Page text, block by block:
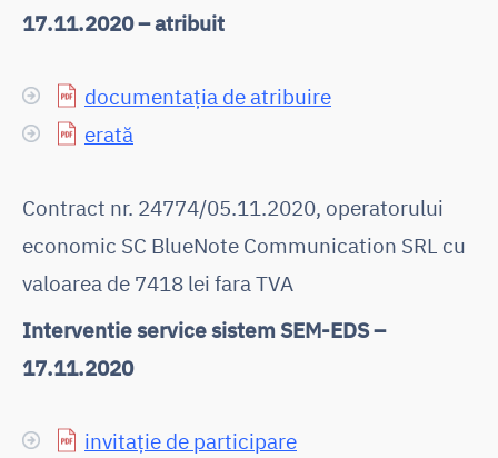
17.11.2020 – atribuit
documentația de atribuire
erată
Contract nr. 24774/05.11.2020, operatorului
economic SC BlueNote Communication SRL cu
valoarea de 7418 lei fara TVA
Interventie service sistem SEM-EDS –
17.11.2020
invitație de participare